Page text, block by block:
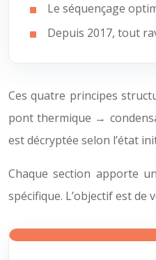
Le séquençage
Depuis 2017, tout
Ces quatre principes
pont thermique →
est décryptée selon l’état
Chaque section apporte
spécifique. L’objectif est